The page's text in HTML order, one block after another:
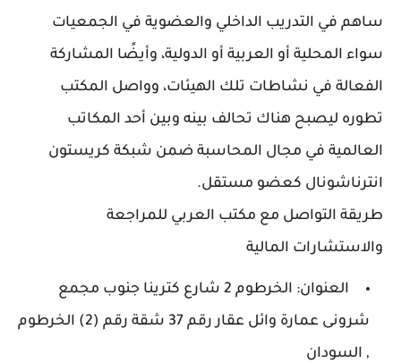
ساهم في التدريب الداخلي والعضوية في الجمعيات
سواء المحلية أو العربية أو الدولية، وأيضًا المشاركة
الفعالة في نشاطات تلك الهيئات، وواصل المكتب
تطوره ليصبح هناك تحالف بينه وبين أحد المكاتب
العالمية في مجال المحاسبة ضمن شبكة كريستون
انترناشونال كعضو مستقل.
طريقة التواصل مع مكتب العربي للمراجعة
والاستشارات المالية
العنوان: الخرطوم 2 شارع كترينا جنوب مجمع
شرونى عمارة وائل عقار رقم 37 شقة رقم (2) الخرطوم
, السودان